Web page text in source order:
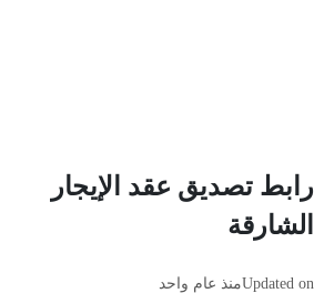
رابط تصديق عقد الإيجار
الشارقة
Updated onمنذ عام واحد